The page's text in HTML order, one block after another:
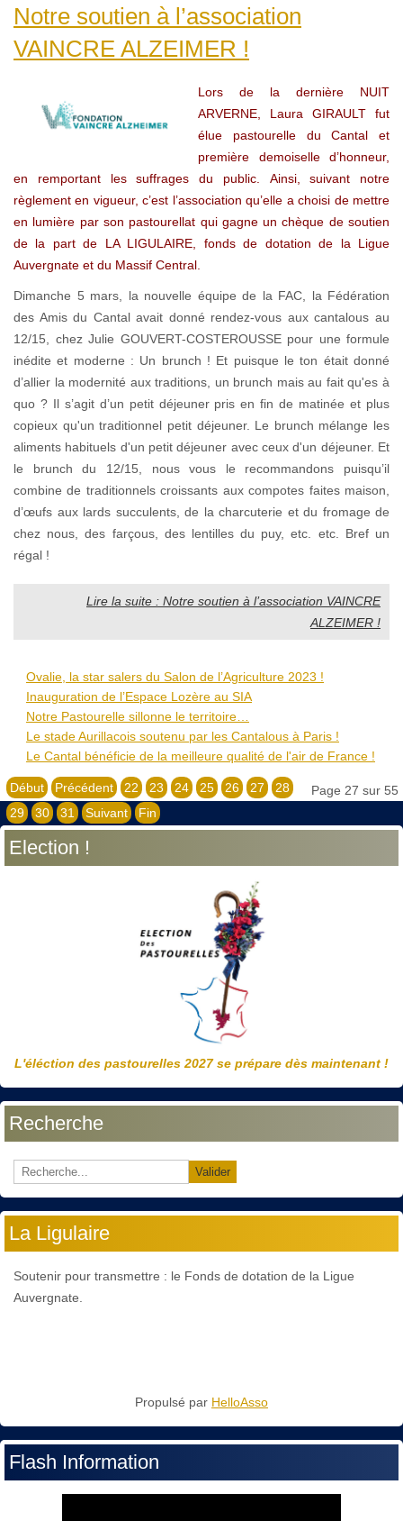
Notre soutien à l’association
VAINCRE ALZEIMER !
Lors de la dernière NUIT
ARVERNE, Laura GIRAULT fut
élue pastourelle du Cantal et
première demoiselle d’honneur,
en remportant les suffrages du public. Ainsi, suivant notre
règlement en vigueur, c’est l’association qu’elle a choisi de mettre
en lumière par son pastourellat qui gagne un chèque de soutien
de la part de LA LIGULAIRE, fonds de dotation de la Ligue
Auvergnate et du Massif Central.
Dimanche 5 mars, la nouvelle équipe de la FAC, la Fédération
des Amis du Cantal avait donné rendez-vous aux cantalous au
12/15, chez Julie GOUVERT-COSTEROUSSE pour une formule
inédite et moderne : Un brunch ! Et puisque le ton était donné
d’allier la modernité aux traditions, un brunch mais au fait qu'es à
quo ? Il s’agit d’un petit déjeuner pris en fin de matinée et plus
copieux qu'un traditionnel petit déjeuner. Le brunch mélange les
aliments habituels d'un petit déjeuner avec ceux d'un déjeuner. Et
le brunch du 12/15, nous vous le recommandons puisqu’il
combine de traditionnels croissants aux compotes faites maison,
d’œufs aux lards succulents, de la charcuterie et du fromage de
chez nous, des farçous, des lentilles du puy, etc. etc. Bref un
régal !
Lire la suite : Notre soutien à l’association VAINCRE
ALZEIMER !
Ovalie, la star salers du Salon de l’Agriculture 2023 !
Inauguration de l’Espace Lozère au SIA
Notre Pastourelle sillonne le territoire…
Le stade Aurillacois soutenu par les Cantalous à Paris !
Le Cantal bénéficie de la meilleure qualité de l'air de France !
Page 27 sur 55
Début Précédent 22 23 24 25 26 27
28
29
30 31 Suivant Fin
Election !
L'éléction des pastourelles 2027 se prépare dès maintenant !
Recherche
Valider
La Ligulaire
Soutenir pour transmettre : le Fonds de dotation de la Ligue
Auvergnate.
Propulsé par HelloAsso
Flash Information